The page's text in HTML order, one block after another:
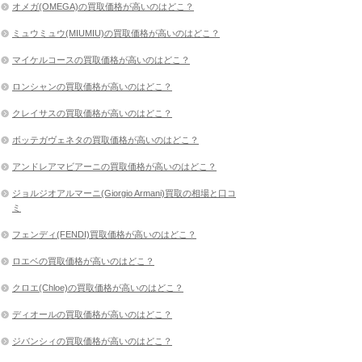
オメガ(OMEGA)の買取価格が高いのはどこ？
ミュウミュウ(MIUMIU)の買取価格が高いのはどこ？
マイケルコースの買取価格が高いのはどこ？
ロンシャンの買取価格が高いのはどこ？
クレイサスの買取価格が高いのはどこ？
ボッテガヴェネタの買取価格が高いのはどこ？
アンドレアマビアーニの買取価格が高いのはどこ？
ジョルジオアルマーニ(Giorgio Armani)買取の相場と口コ
ミ
フェンディ(FENDI)買取価格が高いのはどこ？
ロエベの買取価格が高いのはどこ？
クロエ(Chloe)の買取価格が高いのはどこ？
ディオールの買取価格が高いのはどこ？
ジバンシィの買取価格が高いのはどこ？